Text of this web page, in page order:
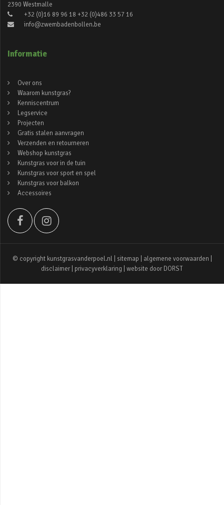
2390 Westmalle
+32 (0)16 89 96 18 +32 (0)486 33 57 16
info@zwembadenbollen.be
Informatie
Over ons
Waarom kunstgras?
Kenniscentrum
Legservice
Projecten
Gratis stalen aanvragen
Verzenden en retourneren
Webshop kunstgras
Kunstgras voor in de tuin
Kunstgras voor sport en spel
Kunstgras voor balkon
Accessoires
© copyright kunstgrasvanderpoel.nl | sitemap algemene voorwaarden
disclaimer
privacyverklaring | website door DORST